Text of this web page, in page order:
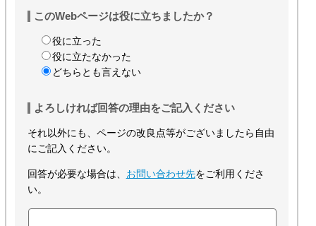
このWebページは役に立ちましたか？
役に立った
役に立たなかった
どちらとも言えない
よろしければ回答の理由をご記入ください
それ以外にも、ページの改良点等がございましたら自由
にご記入ください。
回答が必要な場合は、 お問い合わせ先をご利用くださ
い。